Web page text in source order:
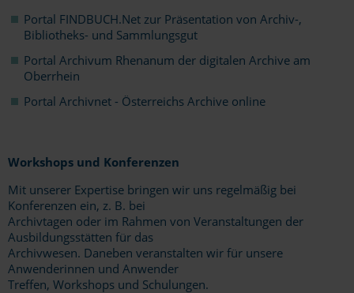
Portal FINDBUCH.Net zur Präsentation von Archiv-,
Bibliotheks- und Sammlungsgut
Portal Archivum Rhenanum der digitalen Archive am
Oberrhein
Portal Archivnet - Österreichs Archive online
Workshops und Konferenzen
Mit unserer Expertise bringen wir uns regelmäßig bei
Konferenzen ein, z. B. bei
Archivtagen oder im Rahmen von Veranstaltungen der
Ausbildungsstätten für das
Archivwesen. Daneben veranstalten wir für unsere
Anwenderinnen und Anwender
Treffen, Workshops und Schulungen.